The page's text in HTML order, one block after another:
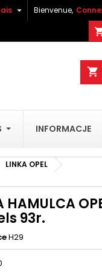
Bienvenue,

shopping_cart
INFORMACJE
LINKA OPEL
HAMULCA
93r.
H29